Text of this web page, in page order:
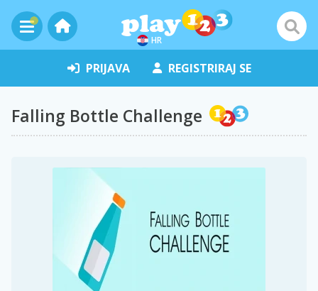
HR
PRIJAVA REGISTRIRAJ SE
Falling Bottle Challenge